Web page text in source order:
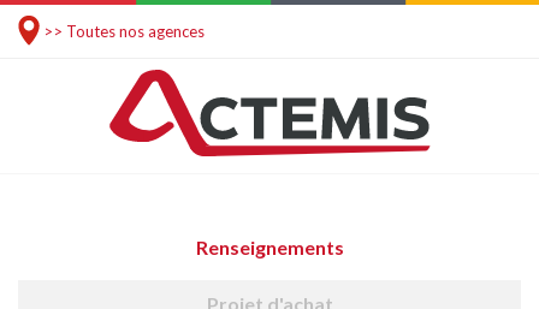
>> Toutes nos agences
Renseignements
Projet d'achat